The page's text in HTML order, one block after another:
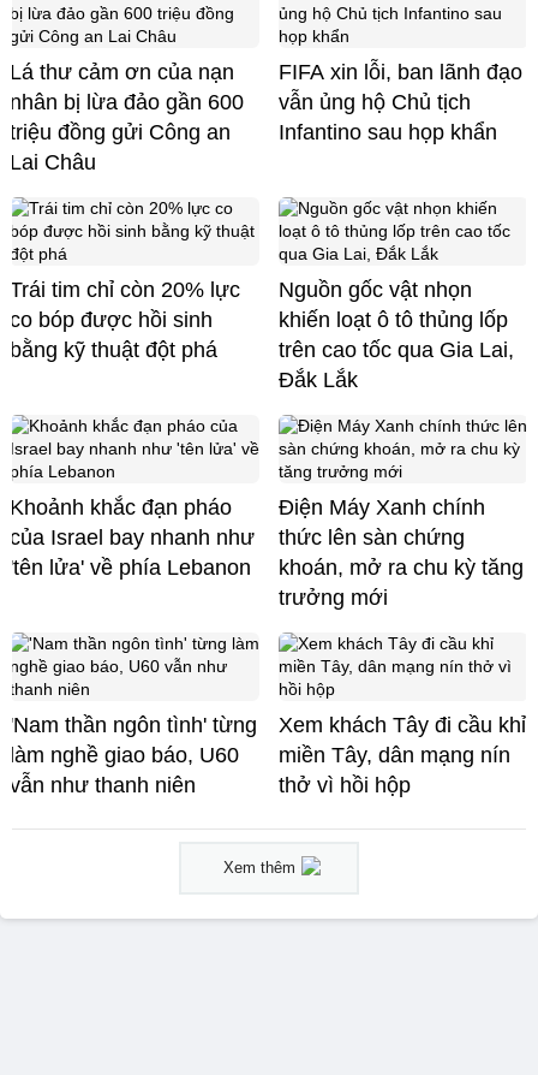
Lá thư cảm ơn của nạn
nhân bị lừa đảo gần 600
triệu đồng gửi Công an
Lai Châu
FIFA xin lỗi, ban lãnh đạo
vẫn ủng hộ Chủ tịch
Infantino sau họp khẩn
Trái tim chỉ còn 20% lực
co bóp được hồi sinh
bằng kỹ thuật đột phá
Nguồn gốc vật nhọn
khiến loạt ô tô thủng lốp
trên cao tốc qua Gia Lai,
Đắk Lắk
Khoảnh khắc đạn pháo
của Israel bay nhanh như
'tên lửa' về phía Lebanon
Điện Máy Xanh chính
thức lên sàn chứng
khoán, mở ra chu kỳ tăng
trưởng mới
'Nam thần ngôn tình' từng
làm nghề giao báo, U60
vẫn như thanh niên
Xem khách Tây đi cầu khỉ
miền Tây, dân mạng nín
thở vì hồi hộp
Xem thêm